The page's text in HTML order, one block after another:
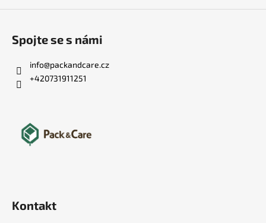
Spojte se s námi
info@packandcare.cz
+420731911251
Kontakt